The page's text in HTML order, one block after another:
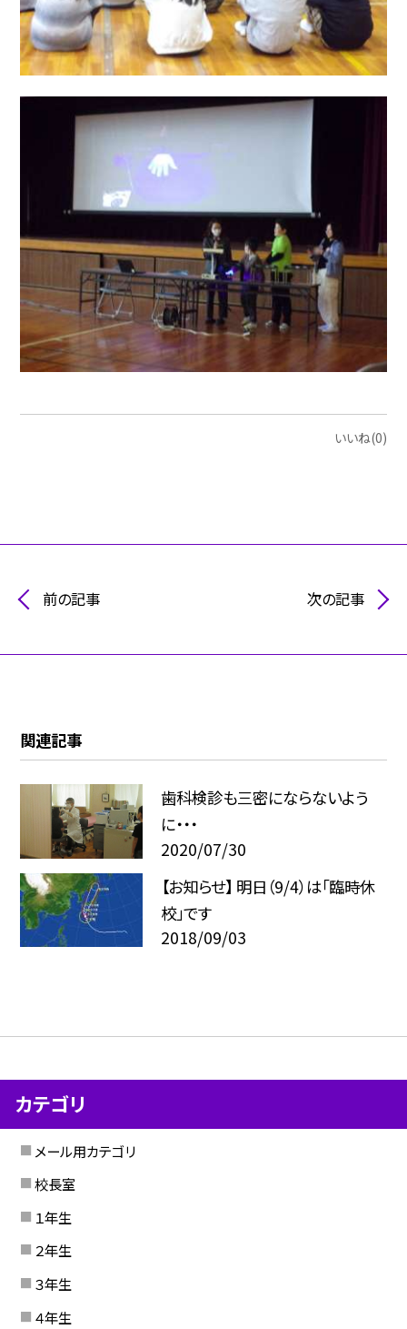
いいね(0)
前の記事 次の記事
関連記事
歯科検診も三密にならないよう
に・・・
2020/07/30
【お知らせ】 明日（9/4）は「臨時休
校」です
2018/09/03
カテゴリ
メール用カテゴリ
校長室
１年生
２年生
３年生
４年生